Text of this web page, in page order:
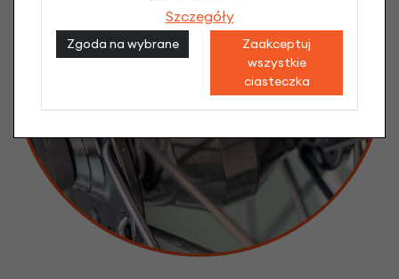
Szczegóły
Zgoda na wybrane
Zaakceptuj
wszystkie
ciasteczka